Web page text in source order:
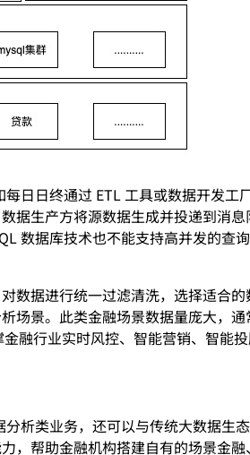
日日终通过 ETL 工具或数据开发
生产方将源数据生成并投递到消
数据库技术也不能支持高并发的查
据进行统一过滤清洗，选择适合
景。此类金融场景数据量庞大，
行业实时风控、智能营销、智能
析类业务，还可以与传统大数据
帮助金融机构搭建自有的场景金